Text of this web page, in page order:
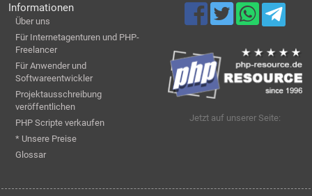
Informationen
Über uns
Für Internetagenturen und PHP-
Freelancer
Für Anwender und
Softwareentwickler
Projektausschreibung
veröffentlichen
PHP Scripte verkaufen
* Unsere Preise
Glossar
Jetzt auf unserer Seite: